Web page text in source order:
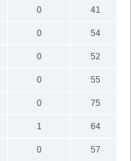
0
41
0
54
0
52
0
55
0
75
1
64
0
57